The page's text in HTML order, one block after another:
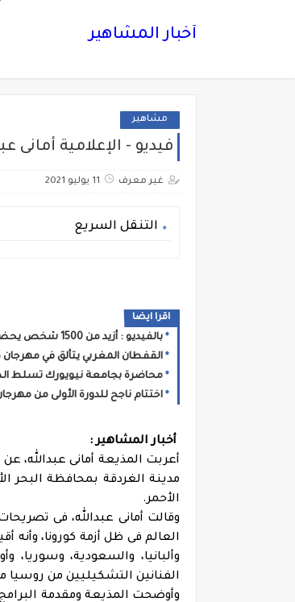
أخبار المشاهير
مشاهير
فيديو - الإعلامية أمانى
غير معرف 11 يوليو 2021
التنقل السريع
اقرا ايضا
بالفيديو : أزيد من 1500 شخص يحضرون إطلاق ألبوم “Desperado” لـ STORMY
القفطان المغربي يتألق في مهرجان
محاضرة بجامعة نيويورك تسلط
اختتام ناجح للدورة الأولى من مهرجان الرمال
أخبار المشاهير :
أعربت المذيعة أمانى عبدالله،
مدينة الغردقة بمحافظة البحر
الأحمر.
وقالت أمانى عبدالله، فى
وألبانيا، والسعودية، وسوريا،
الفنانين التشكيليين من روسيا
وأوضحت المذيعة ومقدمة